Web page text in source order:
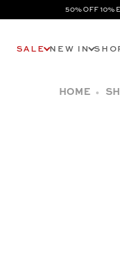
50% OFF 10%
SALE NEW IN